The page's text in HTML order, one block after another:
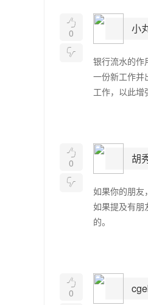

0

小
银行流水的作
一份新工作并
工作，以此增

0

胡
如果你的朋友
如果提及有朋
的。

0